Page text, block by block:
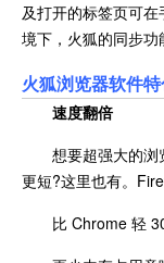
及打开的标签页可
境下，火狐的同步功
火狐浏览器软件
速度翻倍
想要超强大的
更短?这里也有。
比 Chrome 轻